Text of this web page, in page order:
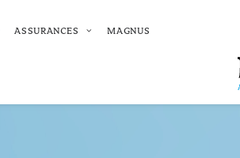
ASSURANCES MAGNUS